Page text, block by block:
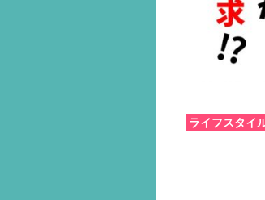
ライフスタイ